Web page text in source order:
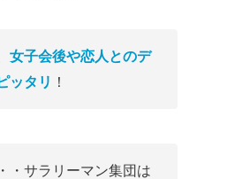
女子会後や恋人とのデ
ッタリ ！
・サラリーマン集団は